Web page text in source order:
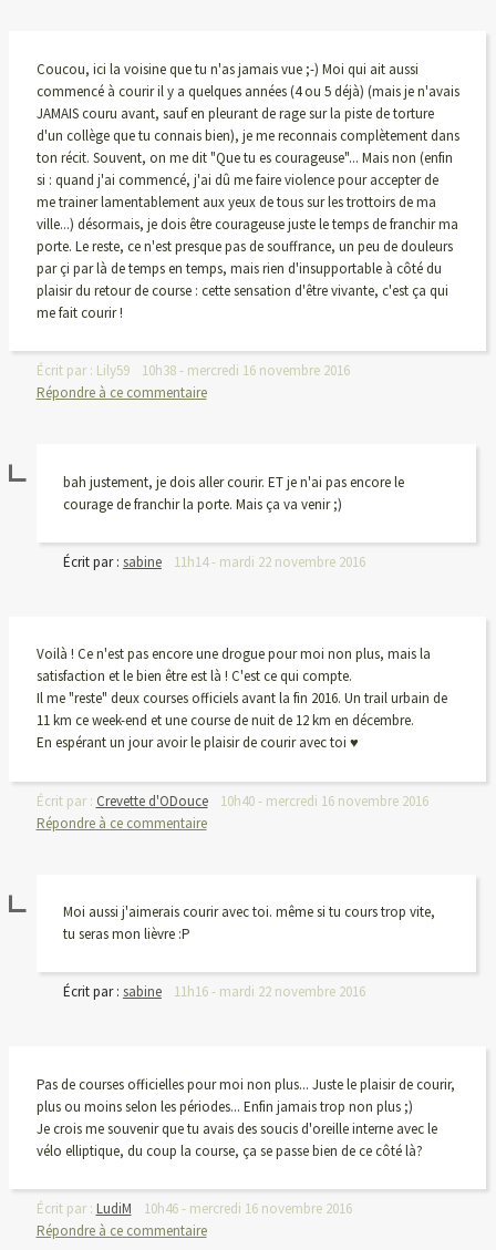
Coucou, ici la voisine que tu n'as jamais vue ;-) Moi qui ait aussi
commencé à courir il y a quelques années (4 ou 5 déjà) (mais je n'avais
JAMAIS couru avant, sauf en pleurant de rage sur la piste de torture
d'un collège que tu connais bien), je me reconnais complètement dans
ton récit. Souvent, on me dit "Que tu es courageuse"... Mais non (enfin
si : quand j'ai commencé, j'ai dû me faire violence pour accepter de
me trainer lamentablement aux yeux de tous sur les trottoirs de ma
ville...) désormais, je dois être courageuse juste le temps de franchir ma
porte. Le reste, ce n'est presque pas de souffrance, un peu de douleurs
par çi par là de temps en temps, mais rien d'insupportable à côté du
plaisir du retour de course : cette sensation d'être vivante, c'est ça qui
me fait courir !
Écrit par : Lily59 10h38- mercredi 16 novembre 2016
Répondre à ce commentaire
bah justement, je dois aller courir. ET je n'ai pas encore le
courage de franchir la porte. Mais ça va venir ;)
Écrit par : sabine 11h14- mardi 22 novembre 2016
Voilà ! Ce n'est pas encore une drogue pour moi non plus, mais la
satisfaction et le bien être est là ! C'est ce qui compte.
Il me "reste" deux courses officiels avant la fin 2016. Un trail urbain de
11 km ce week-end et une course de nuit de 12 km en décembre.
En espérant un jour avoir le plaisir de courir avec toi ♥
Écrit par : Crevette d'ODouce 10h40- mercredi 16 novembre 2016
Répondre à ce commentaire
Moi aussi j'aimerais courir avec toi. même si tu cours trop vite,
tu seras mon lièvre :P
Écrit par : sabine 11h16- mardi 22 novembre 2016
Pas de courses officielles pour moi non plus... Juste le plaisir de courir,
plus ou moins selon les périodes... Enfin jamais trop non plus ;)
Je crois me souvenir que tu avais des soucis d'oreille interne avec le
vélo elliptique, du coup la course, ça se passe bien de ce côté là?
Écrit par : LudiM 10h46- mercredi 16 novembre 2016
Répondre à ce commentaire